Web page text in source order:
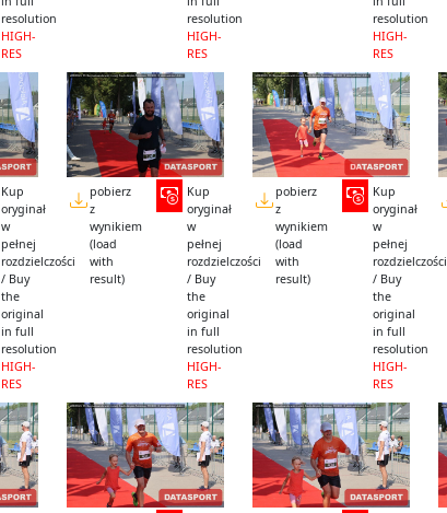
resolution
HIGH-
RES
resolution
HIGH-
RES
resolution
HIGH-
RES
Kup
oryginał
w
pełnej
rozdzielczości
/ Buy
the
original
in full
resolution
HIGH-
RES
pobierz
z
wynikiem
(load
with
result)
Kup
oryginał
w
pełnej
rozdzielczości
/ Buy
the
original
in full
resolution
HIGH-
RES
pobierz
z
wynikiem
(load
with
result)
Kup
oryginał
w
pełnej
rozdzielczości
/ Buy
the
original
in full
resolution
HIGH-
RES